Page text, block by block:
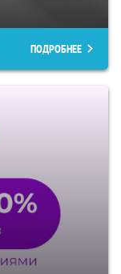
ПОДРОБНЕЕ